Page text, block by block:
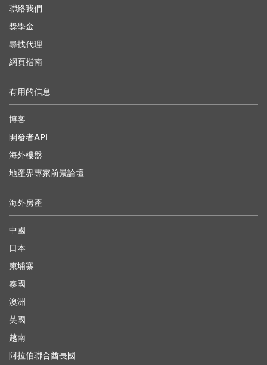
聯絡我們
獎學金
尋找代理
網頁指南
有用的信息
博客
開發者API
海外樓盤
地產界專家前景論壇
海外房產
中國
日本
柬埔寨
泰國
澳洲
英國
越南
阿拉伯聯合酋長國